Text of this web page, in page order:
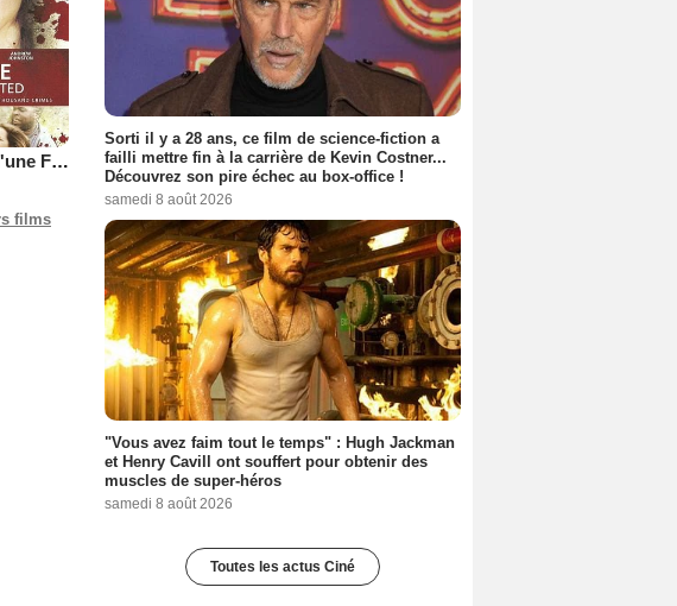
Le Combat d'une Femme
films
Sorti il y a 28 ans, ce film de science-fiction a
failli mettre fin à la carrière de Kevin Costner...
Découvrez son pire échec au box-office !
samedi 8 août 2026
"Vous avez faim tout le temps" : Hugh Jackman
et Henry Cavill ont souffert pour obtenir des
muscles de super-héros
samedi 8 août 2026
Toutes les actus Ciné